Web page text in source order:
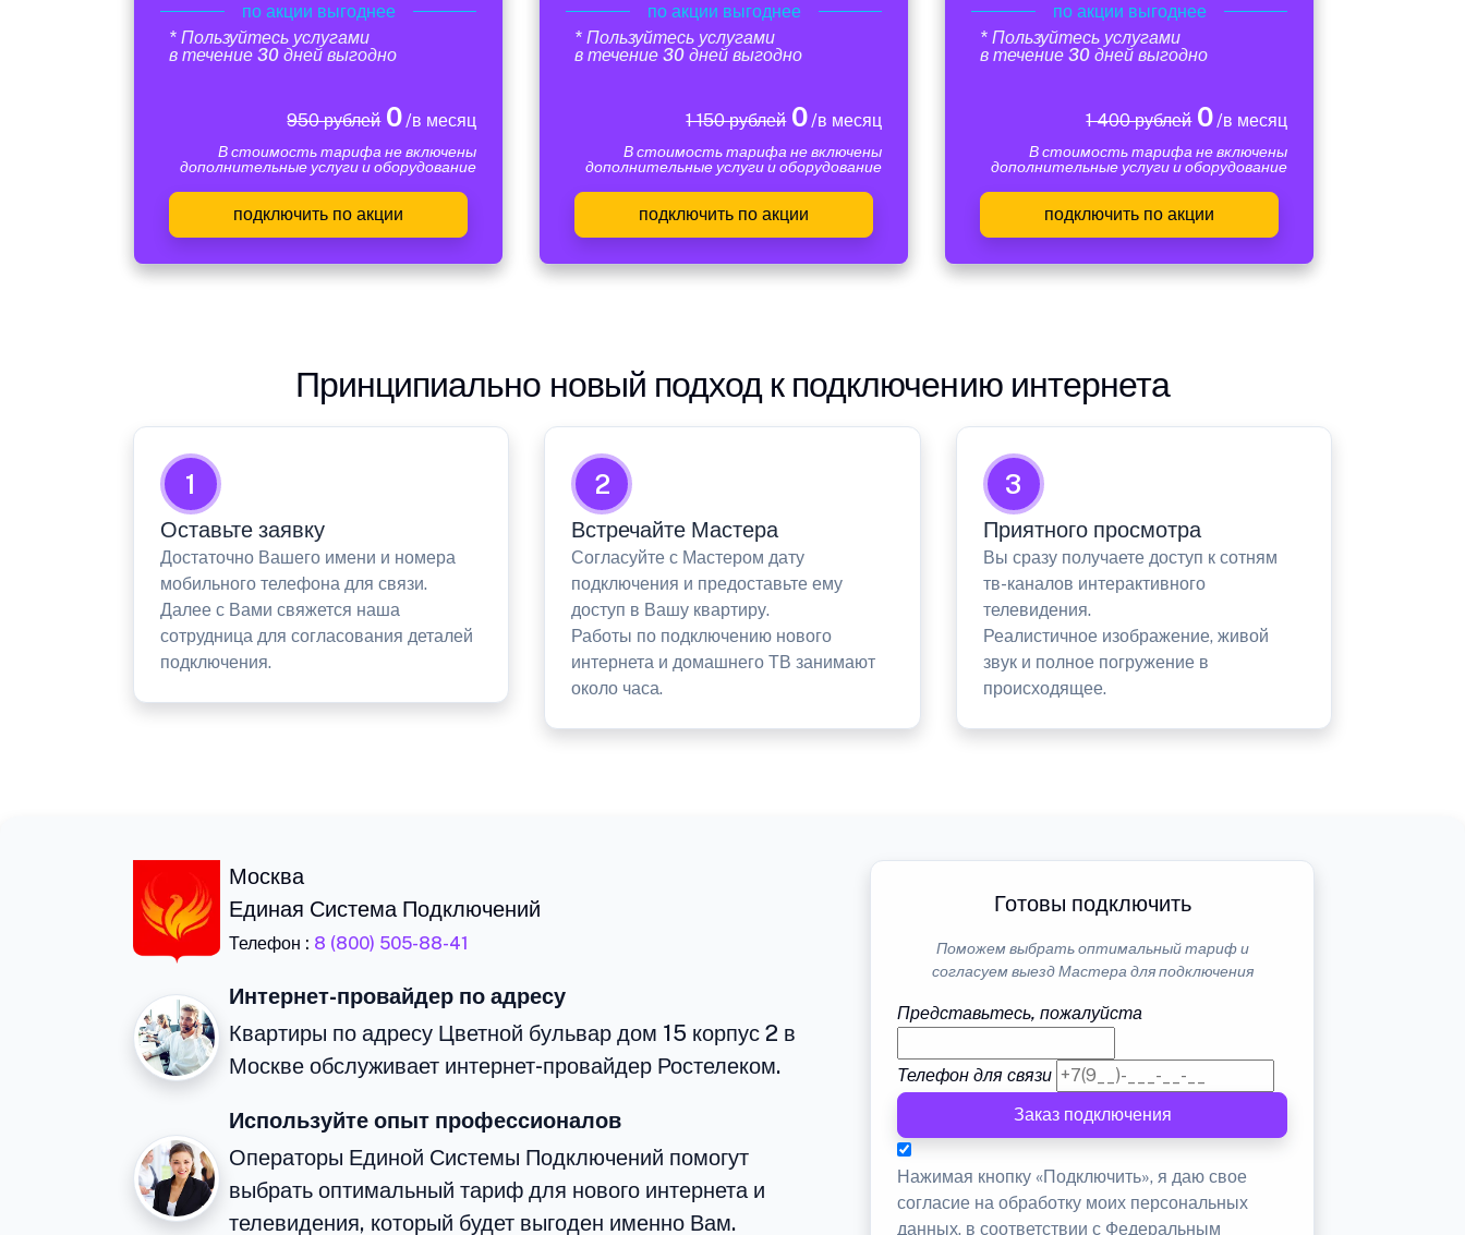
по акции выгоднее
* Пользуйтесь услугами
в течение 30 дней выгодно
950 рублей0/в месяц
В стоимость тарифа не включены
дополнительные услуги и оборудование
подключить по акции
по акции выгоднее
* Пользуйтесь услугами
в течение 30 дней выгодно
1 150 рублей0/в месяц
В стоимость тарифа не включены
дополнительные услуги и оборудование
подключить по акции
по акции выгоднее
* Пользуйтесь услугами
в течение 30 дней выгодно
1 400 рублей0/в месяц
В стоимость тарифа не включены
дополнительные услуги и оборудование
подключить по акции
Принципиально новый подход к подключению интернета
1
Оставьте заявку
Достаточно Вашего имени и номера
мобильного телефона для связи.
Далее с Вами свяжется наша
сотрудница для согласования деталей
подключения.
2
Встречайте Мастера
Согласуйте с Мастером дату
подключения и предоставьте ему
доступ в Вашу квартиру.
Работы по подключению нового
интернета и домашнего ТВ занимают
около часа.
3
Приятного просмотра
Вы сразу получаете доступ к сотням
тв-каналов интерактивного
телевидения.
Реалистичное изображение, живой
звук и полное погружение в
происходящее.
Москва
Единая Система Подключений
Телефон : 8 (800) 505-88-41
Интернет-провайдер по адресу
Квартиры по адресу Цветной бульвар дом 15 корпус 2 в
Москве обслуживает интернет-провайдер Ростелеком.
Используйте опыт профессионалов
Операторы Единой Системы Подключений помогут
выбрать оптимальный тариф для нового интернета и
телевидения, который будет выгоден именно Вам.
Готовы подключить
Поможем выбрать оптимальный тариф и
согласуем выезд Мастера для подключения
Представьтесь, пожалуйста
Телефон для связи
Заказ подключения
Нажимая кнопку «Подключить», я даю свое
согласие на обработку моих персональных
данных, в соответствии с Федеральным